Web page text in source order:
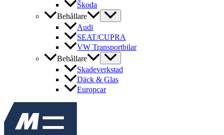
Škoda
Behållare
Audi
SEAT/CUPRA
VW Transportbilar
Behållare
Skadeverkstad
Däck & Glas
Europcar